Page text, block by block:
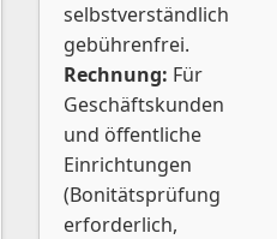
selbstverständlich
gebührenfrei.
Rechnung: Für
Geschäftskunden
und öffentliche
Einrichtungen
(Bonitätsprüfung
erforderlich,